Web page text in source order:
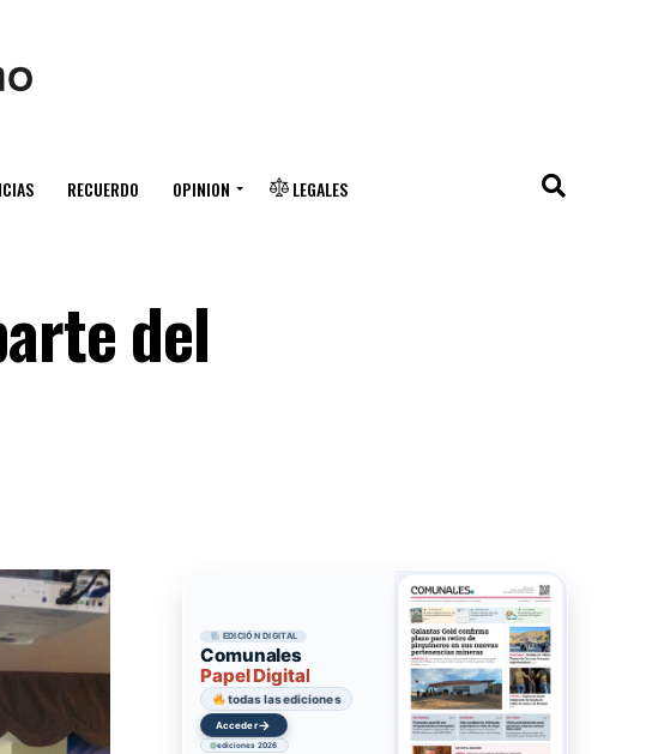
RECUERDO OPINION LEGALES
del
EDICIÓN DIGITAL
Comunales
Papel Digital
todas las ediciones
Acceder→
ediciones 2026